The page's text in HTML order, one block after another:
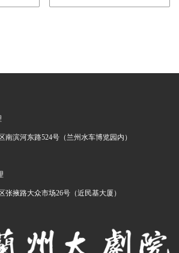
南滨河东路524号（兰州水车博览园内）
张掖路大众市场26号（近民基大厦）